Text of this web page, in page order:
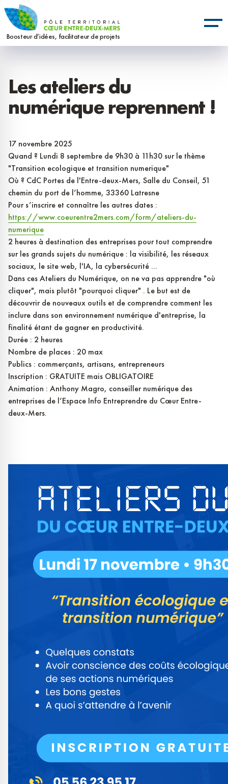
Aller
au
contenu
Boosteur d’idées, facilitateur de projets
Les ateliers du
numérique reprennent !
17 novembre 2025
Quand ? Lundi 8 septembre de 9h30 à 11h30 sur le thème
"Transition ecologique et transition numerique"
Où ? CdC Portes de l'Entre-deux-Mers, Salle du Conseil, 51
chemin du port de l’homme, 33360 Latresne
Pour s’inscrire et connaître les autres dates :
https://www.coeurentre2mers.com/form/ateliers-du-
numerique
2 heures à destination des entreprises pour tout comprendre
sur les grands sujets du numérique : la visibilité, les réseaux
sociaux, le site web, l'IA, la cybersécurité ...
Dans ces Ateliers du Numérique, on ne va pas apprendre "où
cliquer", mais plutôt "pourquoi cliquer" . Le but est de
découvrir de nouveaux outils et de comprendre comment les
inclure dans son environnement numérique d'entreprise, la
finalité étant de gagner en productivité.
Durée : 2 heures
Nombre de places : 20 max
Publics : commerçants, artisans, entrepreneurs
Inscription : GRATUITE mais OBLIGATOIRE
Animation : Anthony Magro, conseiller numérique des
entreprises de l’Espace Info Entreprendre du Cœur Entre-
deux-Mers.
Panneau de gestion des cookies